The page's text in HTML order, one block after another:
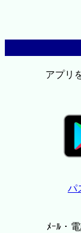
アプリ
パ
ﾒｰﾙ・